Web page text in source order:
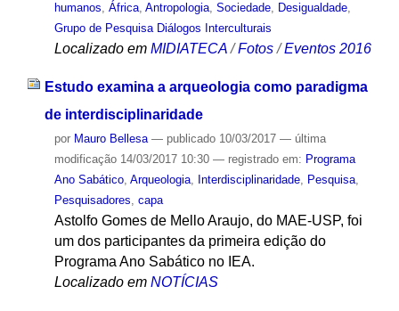
humanos, África, Antropologia, Sociedade, Desigualdade,
Grupo de Pesquisa Diálogos Interculturais
Localizado em MIDIATECA /Fotos /Eventos 2016
Estudo examina a arqueologia como paradigma
de interdisciplinaridade
por Mauro Bellesa — publicado10/03/2017 — última
modificação14/03/2017 10:30 — registrado em: Programa
Ano Sabático, Arqueologia, Interdisciplinaridade, Pesquisa,
Pesquisadores, capa
Astolfo Gomes de Mello Araujo, do MAE-USP, foi
um dos participantes da primeira edição do
Programa Ano Sabático no IEA.
Localizado em NOTÍCIAS